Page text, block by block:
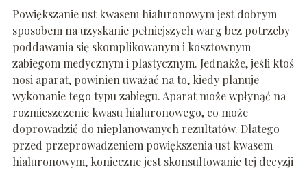
Powiększanie ust kwasem hialuronowym jest dobrym
sposobem na uzyskanie pełniejszych warg bez potrzeby
poddawania się skomplikowanym i kosztownym
zabiegom medycznym i plastycznym. Jednakże, jeśli ktoś
nosi aparat, powinien uważać na to, kiedy planuje
wykonanie tego typu zabiegu. Aparat może wpłynąć na
rozmieszczenie kwasu hialuronowego, co może
doprowadzić do nieplanowanych rezultatów. Dlatego
przed przeprowadzeniem powiększenia ust kwasem
hialuronowym, konieczne jest skonsultowanie tej decyzji